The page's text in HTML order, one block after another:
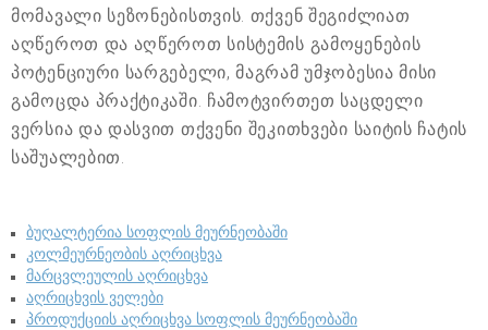
მომავალი სეზონებისთვის. თქვენ შეგიძლიათ
აღწეროთ და აღწეროთ სისტემის გამოყენების
პოტენციური სარგებელი, მაგრამ უმჯობესია მისი
გამოცდა პრაქტიკაში. ჩამოტვირთეთ საცდელი
ვერსია და დასვით თქვენი შეკითხვები საიტის ჩატის
საშუალებით.
ბუღალტერია სოფლის მეურნეობაში
კოლმეურნეობის აღრიცხვა
მარცვლეულის აღრიცხვა
აღრიცხვის ველები
პროდუქციის აღრიცხვა სოფლის მეურნეობაში